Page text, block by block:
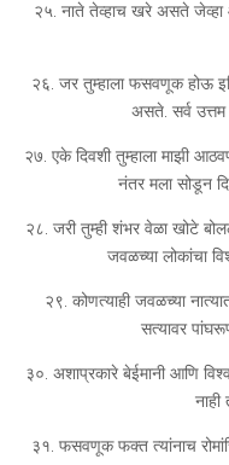
२५. नाते तेव्हाच खरे असते जेव्हा
२६. जर तुम्हाला फसवणूक होऊ
असते. सर्व उत्तम
२७. एके दिवशी तुम्हाला माझी
नंतर मला सोडून
२८. जरी तुम्ही शंभर वेळा खोटे
जवळच्या लोकांचा
२९. कोणत्याही जवळच्या
सत्यावर
३०. अशाप्रकारे बेईमानी आणि
नाही
३१. फसवणूक फक्त त्यांनाच